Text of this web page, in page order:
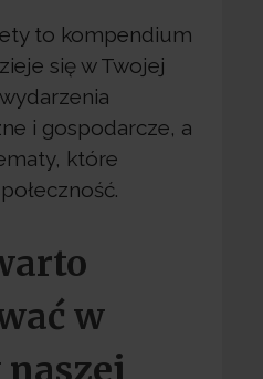
to kompendium
się w Twojej
i gospodarcze, a
które
w